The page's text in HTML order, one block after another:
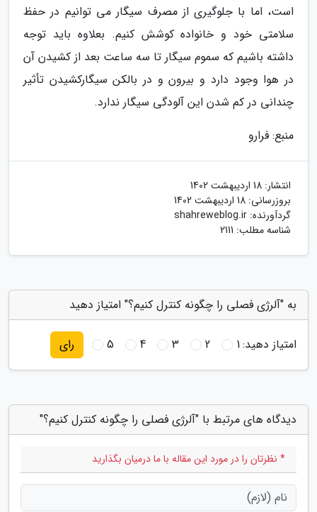
است، اما با جلوگیری از مصرف سیگار می توانیم در حفظ
سلامتی خود و خانواده کوشش کنیم. بعلاوه باید توجه
داشته باشیم که سموم سیگار تا سه ساعت بعد از کشیدن آن
در هوا وجود دارد و بیرون و در بالکن سیگارکشیدن تأثیر
چندانی در کم شدن این آلودگی سیگار ندارد.
منبع: فرارو
انتشار: 18 اردیبهشت 1402
بروزرسانی: 18 اردیبهشت 1402
گردآورنده: shahreweblog.ir
شناسه مطلب: 2111
به "آلرژی فصلی را چگونه کنترل کنیم؟" امتیاز دهید
امتیاز دهید:1
2
3
4
5 رای
دیدگاه های مرتبط با "آلرژی فصلی را چگونه کنترل کنیم؟"
* نظرتان را در مورد این مقاله با ما درمیان بگذارید